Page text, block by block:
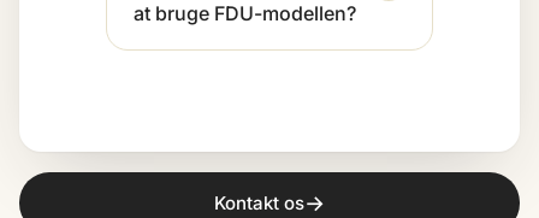
at bruge FDU-modellen?
Kontakt os→